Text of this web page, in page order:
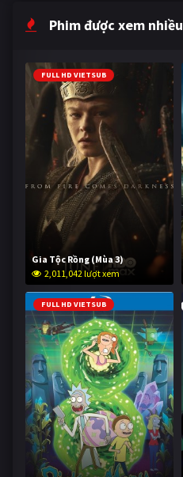
Phim được xem nhiều
FULL HD VIETSUB
Gia Tộc Rồng (Mùa 3)
2,011,042 lượt xem
FULL HD VIETSUB